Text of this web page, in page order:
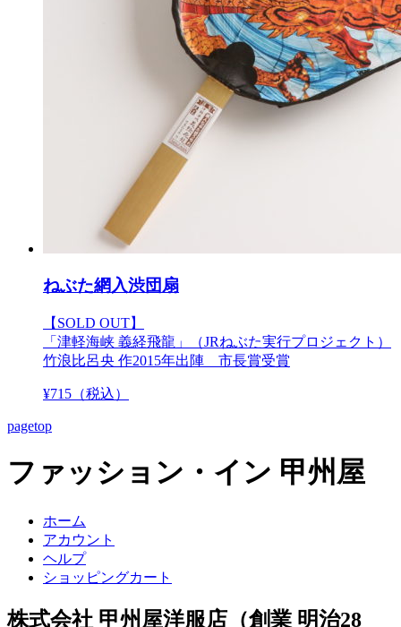
ねぶた網入渋団扇
【SOLD OUT】
「津軽海峡 義経飛龍」（JRねぶた実行プロジェクト）
竹浪比呂央 作2015年出陣 市長賞受賞
¥715 （税込）
pagetop
ファッション・イン 甲州屋
ホーム
アカウント
ヘルプ
ショッピングカート
株式会社 甲州屋洋服店（創業 明治28